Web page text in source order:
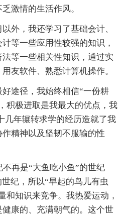
激情的生活作风。
，我还学习了基础会计、
等一些应用性较强的知识，
等一些相关性知识，通过实
友软件、熟悉计算机操作。
途径，我始终相信“一份耕
积极进取是我最大的优点，我
几年辗转求学的经历造就了我
精神以及坚韧不服输的性
再是“大鱼吃小鱼”的世纪
纪，所以“早起的鸟儿有虫
和知识来竞争。我热爱运动，
康的、充满朝气的。这个世